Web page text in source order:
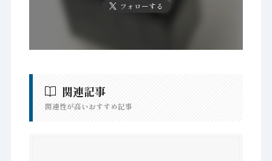
フォローする
関連記事
関連性が高いおすすめ記事